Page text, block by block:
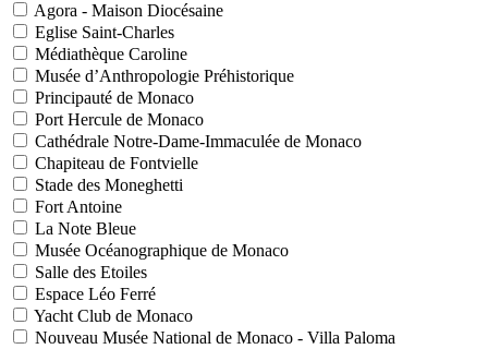
Agora - Maison Diocésaine
Eglise Saint-Charles
Médiathèque Caroline
Musée d’Anthropologie Préhistorique
Principauté de Monaco
Port Hercule de Monaco
Cathédrale Notre-Dame-Immaculée de Monaco
Chapiteau de Fontvielle
Stade des Moneghetti
Fort Antoine
La Note Bleue
Musée Océanographique de Monaco
Salle des Etoiles
Espace Léo Ferré
Yacht Club de Monaco
Nouveau Musée National de Monaco - Villa Paloma